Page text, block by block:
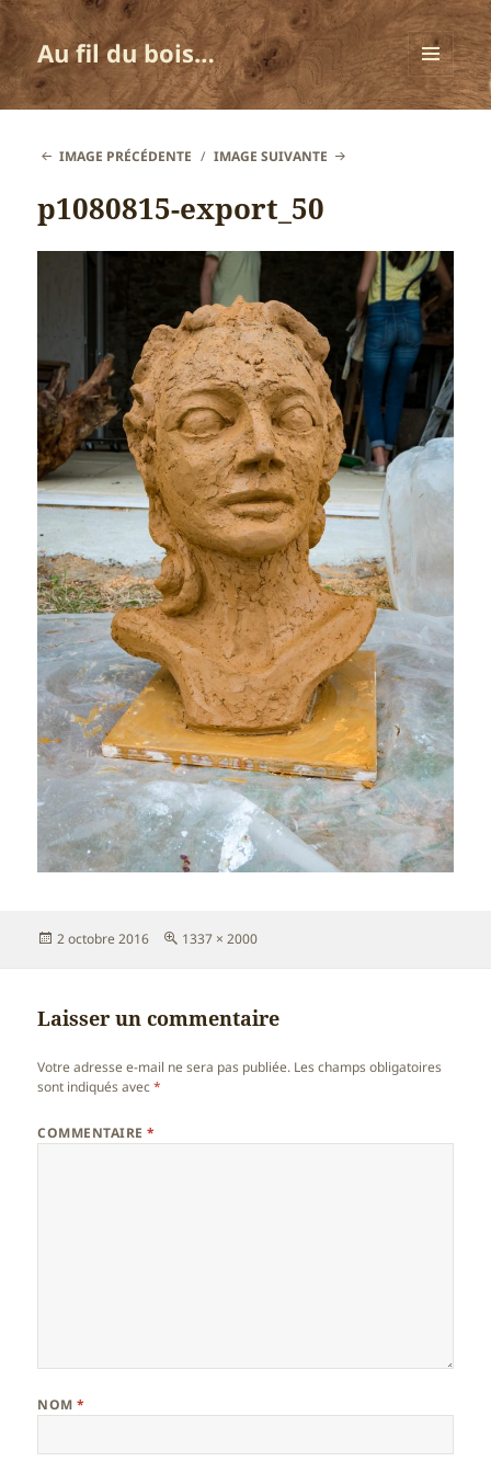
Au fil du bois…
MENU
ET
IMAGE PRÉCÉDENTE
IMAGE SUIVANTE
p1080815-export_50
Publié
2 octobre 2016
Taille
1337 × 2000
Laisser un commentaire
Votre adresse e-mail ne sera pas publiée. Les champs obligatoires
sont indiqués avec*
COMMENTAIRE*
NOM*